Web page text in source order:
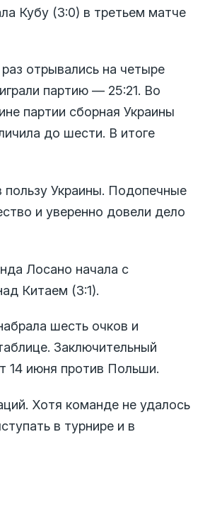
Кубу (3:0) в третьем матче
отрывались на четыре
партию — 25:21. Во
партии сборная Украины
до шести. В итоге
Украины. Подопечные
и уверенно довели дело
Лосано начала с
Китаем (3:1).
шесть очков и
Заключительный
14 июня против Польши.
Хотя команде не удалось
в турнире и в